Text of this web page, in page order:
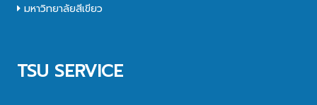
มหาวิทยาลัยสีเขียว
TSU SERVICE